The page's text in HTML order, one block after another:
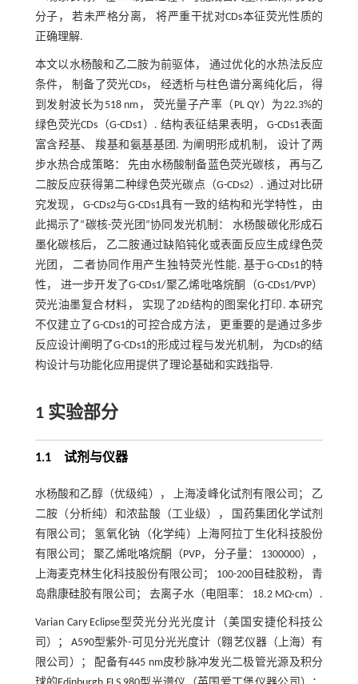
分子， 若未严格分离， 将严重干扰对CDs本征荧光性质的
正确理解.
本文以水杨酸和乙二胺为前驱体， 通过优化的水热法反应
条件， 制备了荧光CDs， 经透析与柱色谱分离纯化后， 得
到发射波长为518 nm， 荧光量子产率（PL QY）为22.3%的
绿色荧光CDs（G-CDs1）. 结构表征结果表明， G-CDs1表面
富含羟基、 羧基和氨基基团. 为阐明形成机制， 设计了两
步水热合成策略： 先由水杨酸制备蓝色荧光碳核， 再与乙
二胺反应获得第二种绿色荧光碳点（G-CDs2）. 通过对比研
究发现， G-CDs2与G-CDs1具有一致的结构和光学特性， 由
此揭示了“碳核-荧光团”协同发光机制： 水杨酸碳化形成石
墨化碳核后， 乙二胺通过缺陷钝化或表面反应生成绿色荧
光团， 二者协同作用产生独特荧光性能. 基于G-CDs1的特
性， 进一步开发了G-CDs1/聚乙烯吡咯烷酮（G-CDs1/PVP）
荧光油墨复合材料， 实现了2D结构的图案化打印. 本研究
不仅建立了G-CDs1的可控合成方法， 更重要的是通过多步
反应设计阐明了G-CDs1的形成过程与发光机制， 为CDs的结
构设计与功能化应用提供了理论基础和实践指导.
1 实验部分
1.1 试剂与仪器
水杨酸和乙醇（优级纯）， 上海凌峰化试剂有限公司； 乙
二胺（分析纯）和浓盐酸（工业级）， 国药集团化学试剂
有限公司； 氢氧化钠（化学纯）上海阿拉丁生化科技股份
有限公司； 聚乙烯吡咯烷酮（PVP， 分子量： 1300000），
上海麦克林生化科技股份有限公司； 100-200目硅胶粉， 青
岛鼎康硅胶有限公司； 去离子水（电阻率： 18.2 MΩ·cm）.
Varian Cary Eclipse型荧光分光光度计（美国安捷伦科技公
司）； A590型紫外-可见分光光度计（翱艺仪器（上海）有
限公司）； 配备有445 nm皮秒脉冲发光二极管光源及积分